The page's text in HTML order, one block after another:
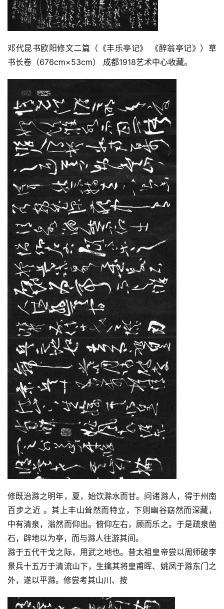
邓代昆书欧阳修文二篇（《丰乐亭记》 《醉翁亭记》）草
书长卷（676cm×53cm） 成都1918艺术中心收藏。
修既治滁之明年，夏，始饮滁水而甘。问诸滁人，得于州南
百步之近 。其上丰山耸然而特立，下则幽谷窈然而深藏，
中有清泉，滃然而仰出。俯仰左右，顾而乐之。于是疏泉凿
石，辟地以为亭，而与滁人往游其间。
滁于五代干戈之际，用武之地也。昔太祖皇帝尝以周师破李
景兵十五万于清流山下，生擒其将皇甫晖、姚凤于滁东门之
外，遂以平滁。修尝考其山川、按